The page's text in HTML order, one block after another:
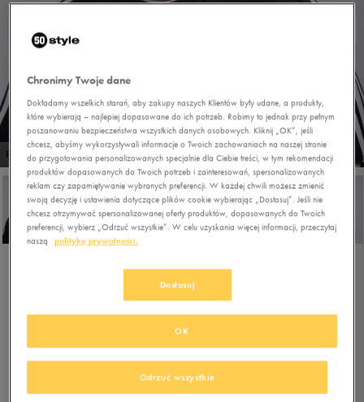
PROMO: DO -30%
ADIDAS BLUZA M 3S FT
149,99zł-15%(cena bezpośrednio przed promocją)
(najniższa cena z 30 dni przed obniżką)
127,49złz Vat
Chronimy Twoje dane
Dokładamy wszelkich starań, aby zakupy naszych Klientów były udane, a produkty,
które wybierają – najlepiej dopasowane do ich potrzeb. Robimy to jednak przy pełnym
poszanowaniu bezpieczeństwa wszystkich danych osobowych. Kliknij „OK”, jeśli
chcesz, abyśmy wykorzystywali informacje o Twoich zachowaniach na naszej stronie
do przygotowania personalizowanych specjalnie dla Ciebie treści, w tym rekomendacji
produktów dopasowanych do Twoich potrzeb i zainteresowań, spersonalizowanych
reklam czy zapamiętywanie wybranych preferencji. W każdej chwili możesz zmienić
swoją decyzję i ustawienia dotyczące plików cookie wybierając „Dostosuj”. Jeśli nie
chcesz otrzymywać spersonalizowanej oferty produktów, dopasowanych do Twoich
preferencji, wybierz „Odrzuć wszystkie”. W celu uzyskania więcej informacji, przeczytaj
naszą
politykę prywatności.
Dostosuj
Odrzuć wszystkie
OK